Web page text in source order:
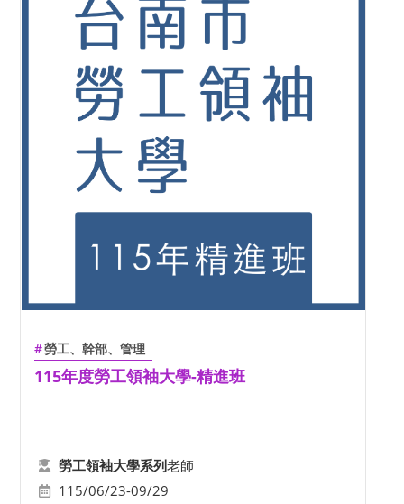
勞工、幹部、管理
115年度勞工領袖大學-精進班
勞工領袖大學系列老師
115/06/23-09/29